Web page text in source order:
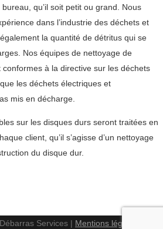
qu’il soit petit ou grand. Nous
dans l’industrie des déchets et
la quantité de détritus qui se
Nos équipes de nettoyage de
à la directive sur les déchets
les déchets électriques et
mis en décharge.
sur les disques durs seront traitées en
client, qu’il s’agisse d’un nettoyage
du disque dur.
Services | Mentions légales